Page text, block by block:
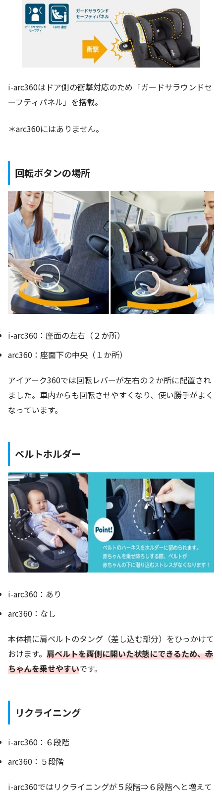
i-arc360はドア側の衝撃対応のため「ガードサラウンドセ
ーフティパネル」を搭載。
＊arc360にはありません。
回転ボタンの場所
i-arc360：座面の左右（２か所）
arc360：座面下の中央（１か所）
アイアーク360では回転レバーが左右の２か所に配置され
ました。車内からも回転させやすくなり、使い勝手がよく
なっています。
ベルトホルダー
i-arc360：あり
arc360：なし
本体横に肩ベルトのタング（差し込む部分）をひっかけて
おけます。 肩ベルトを両側に開いた状態にできるため、赤
ちゃんを乗せやすいです。
リクライニング
i-arc360：６段階
arc360：５段階
i-arc360ではリクライニングが５段階⇒６段階へと増えて